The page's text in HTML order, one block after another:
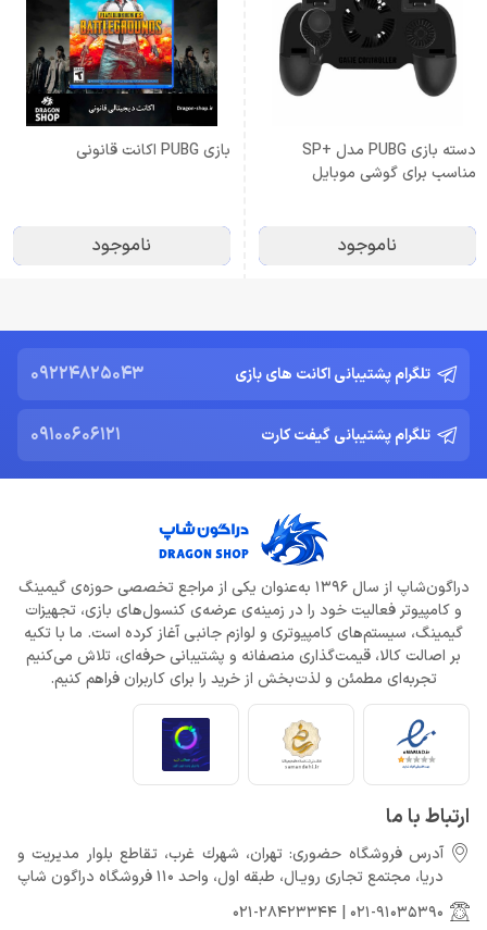
دسته بازی PUBG مدل +SP
مناسب برای گوشی موبایل
ناموجود
بازی PUBG اکانت قانونی
ناموجود
تلگرام پشتیبانی اکانت های بازی 09224825043
تلگرام پشتیبانی گیفت کارت 09100606121
دراگون‌شاپ از سال 1396 به‌عنوان یکی از مراجع تخصصی حوزه‌ی گیمینگ
و کامپیوتر فعالیت خود را در زمینه‌ی عرضه‌ی کنسول‌های بازی، تجهیزات
گیمینگ، سیستم‌های کامپیوتری و لوازم جانبی آغاز کرده است. ما با تکیه
بر اصالت کالا، قیمت‌گذاری منصفانه و پشتیبانی حرفه‌ای، تلاش می‌کنیم
تجربه‌ای مطمئن و لذت‌بخش از خرید را برای کاربران فراهم کنیم.
ارتباط با ما
آدرس فروشگاه حضوری: تهران، شهرك غرب، تقاطع بلوار مدیریت و
دريا، مجتمع تجارى رويـال، طبقه اول، واحد 110 فروشگاه دراگون شاپ
021-91035390
021-28423344